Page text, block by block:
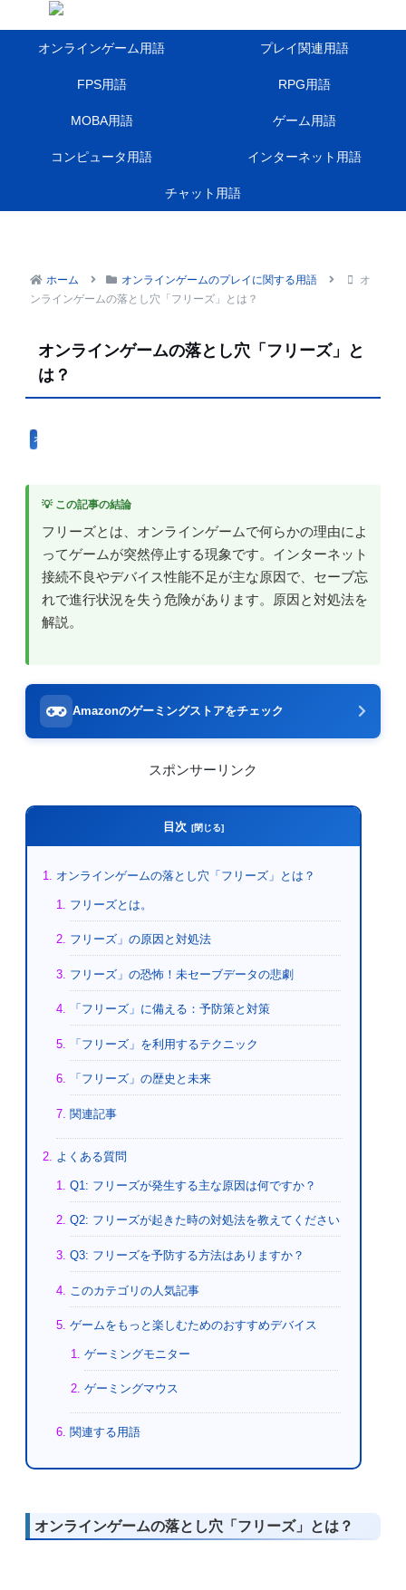
オンラインゲーム用語 プレイ関連用語
FPS用語 RPG用語
MOBA用語 ゲーム用語
コンピュータ用語 インターネット用語
チャット用語
ホーム オンラインゲームのプレイに関する用語
オ
ンラインゲームの落とし穴「フリーズ」とは？
オンラインゲームの落とし穴「フリーズ」と
は？
オンラインゲームのプレイに関する用語
💡 この記事の結論
フリーズとは、オンラインゲームで何らかの理由によ
ってゲームが突然停止する現象です。インターネット
接続不良やデバイス性能不足が主な原因で、セーブ忘
れで進行状況を失う危険があります。原因と対処法を
解説。
Amazonのゲーミングストアをチェック
スポンサーリンク
目次
オンラインゲームの落とし穴「フリーズ」とは？
フリーズとは。
フリーズ」の原因と対処法
フリーズ」の恐怖！未セーブデータの悲劇
「フリーズ」に備える：予防策と対策
「フリーズ」を利用するテクニック
「フリーズ」の歴史と未来
関連記事
よくある質問
Q1: フリーズが発生する主な原因は何ですか？
Q2: フリーズが起きた時の対処法を教えてください
Q3: フリーズを予防する方法はありますか？
このカテゴリの人気記事
ゲームをもっと楽しむためのおすすめデバイス
ゲーミングモニター
ゲーミングマウス
関連する用語
オンラインゲームの落とし穴「フリーズ」とは？